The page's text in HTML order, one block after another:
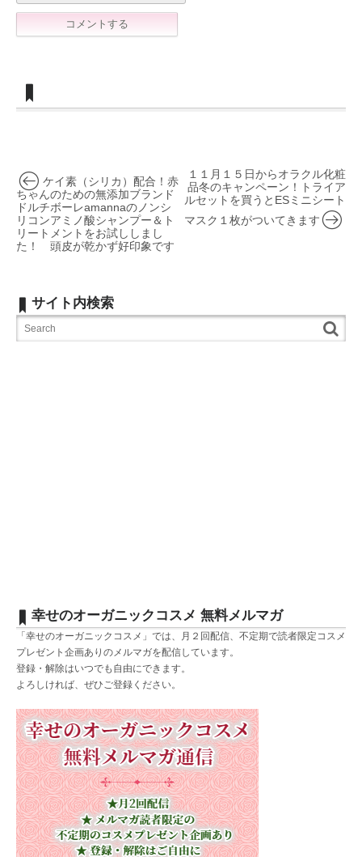
１１月１５日からオラクル化粧
品冬のキャンペーン！トライア
ルセットを買うとESミニシート
マスク１枚がついてきます
ケイ素（シリカ）配合！赤
ちゃんのための無添加ブランド
ドルチボーレamannaのノンシ
リコンアミノ酸シャンプー＆ト
リートメントをお試ししまし
た！ 頭皮が乾かず好印象です
サイト内検索
幸せのオーガニックコスメ 無料メルマガ
「幸せのオーガニックコスメ」では、月２回配信、不定期で読者限定コスメ
プレゼント企画ありのメルマガを配信しています。
登録・解除はいつでも自由にできます。
よろしければ、ぜひご登録ください。